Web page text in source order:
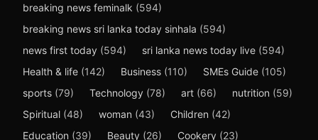
breaking news feminalk (594)
breaking news sri lanka today sinhala (594)
news first today (594) sri lanka news today live (594)
Health & life (142) Business (110) SMEs Guide (105)
sports (79) Technology (78) art (66) nutrition (59)
Spiritual (48) woman (43) Children (42)
Education (39) Beauty (26) Cookery (23)